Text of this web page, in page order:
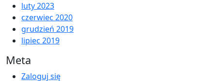
luty 2023
czerwiec 2020
grudzień 2019
lipiec 2019
Meta
Zaloguj się